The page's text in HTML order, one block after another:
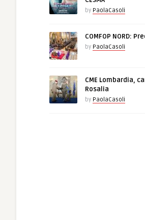
by PaolaCasoli
COMFOP NORD:
by PaolaCasoli
CME Lombardia,
Rosalia
by PaolaCasoli